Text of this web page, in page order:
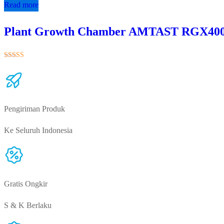
Read more
Plant Growth Chamber AMTAST
Pengiriman Produk
Ke Seluruh Indonesia
Gratis Ongkir
S & K Berlaku